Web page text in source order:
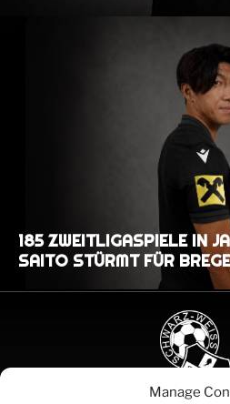
Manage
185 ZWEITLIGASPIELE IN
SAITO STÜRMT FÜR